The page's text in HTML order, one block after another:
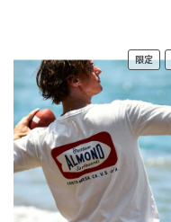
限定